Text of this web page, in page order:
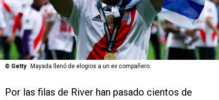
© Getty Mayada llenó de elogios a un ex compañero.
Por las filas de River han pasado cientos de